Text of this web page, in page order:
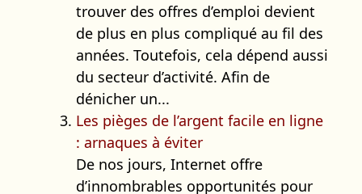
trouver des offres d’emploi devient
de plus en plus compliqué au fil des
années. Toutefois, cela dépend aussi
du secteur d’activité. Afin de
dénicher un...
Les pièges de l’argent facile en ligne
: arnaques à éviter
De nos jours, Internet offre
d’innombrables opportunités pour